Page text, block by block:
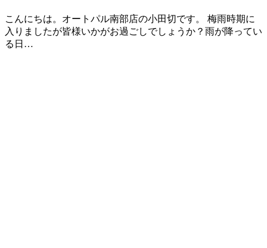
こんにちは。オートパル南部店の小田切です。 梅雨時期に
入りましたが皆様いかがお過ごしでしょうか？雨が降ってい
る日…